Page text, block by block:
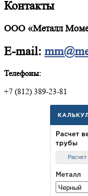
Контакты
ООО «Металл
E-mail:
Телефоны:
+7 (812) 389-23-81